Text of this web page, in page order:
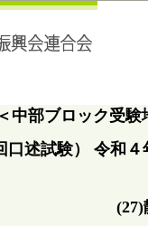
中部ブロック受験
口述試験） 令和
(27)